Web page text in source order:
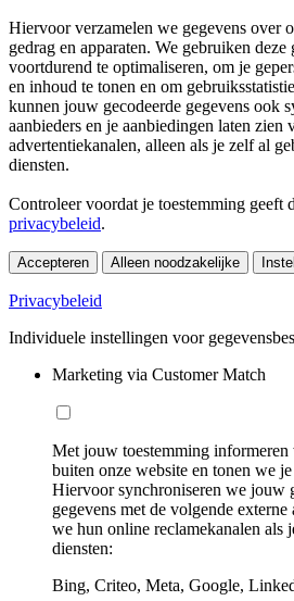
Hiervoor verzamelen we gegevens over
gedrag en apparaten. We gebruiken
voortdurend te optimaliseren, om je
en inhoud te tonen en om
kunnen jouw gecodeerde gegevens ook
aanbieders en je aanbiedingen laten zien
advertentiekanalen, alleen als je zelf al
diensten.
Controleer voordat je toestemming geeft
privacybeleid.
Accepteren Alleen noodzakelijke
Privacybeleid
Individuele instellingen voor
Marketing via Customer Match
Met jouw toestemming informeren
buiten onze website en tonen we
Hiervoor synchroniseren we jouw
gegevens met de volgende
we hun online reclamekanalen als
diensten:
Bing, Criteo, Meta, Google,